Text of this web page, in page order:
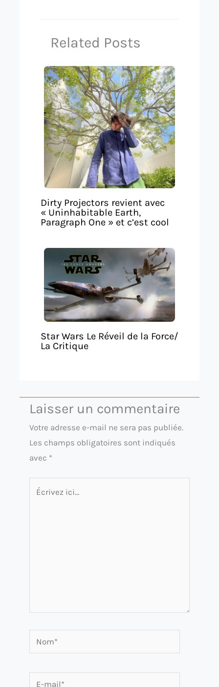
Related Posts
Dirty Projectors revient avec
« Uninhabitable Earth,
Paragraph One » et c’est cool
Star Wars Le Réveil de la Force/
La Critique
Laisser un commentaire
Votre adresse e-mail ne sera pas publiée.
Les champs obligatoires sont indiqués
avec *
Écrivez
Nom*